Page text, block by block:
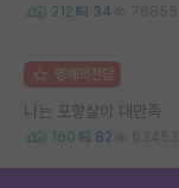
212 34 76855
명예의전당
나는 포항살이 대만족
160 82 63453